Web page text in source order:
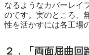
なるようなカバーレイ
のです。実のところ、
性を活かすには各工
２．「両面屈曲回